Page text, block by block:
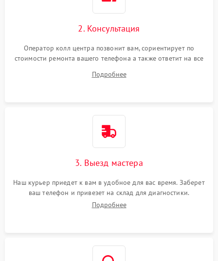
2. Консультация
Оператор колл центра позвонит вам, сориентирует по
стоимости ремонта вашего телефона а также ответит на все
Подробнее
3. Выезд мастера
Наш курьер приедет к вам в удобное для вас время. Заберет
ваш телефон и привезет на склад для диагностики.
Подробнее